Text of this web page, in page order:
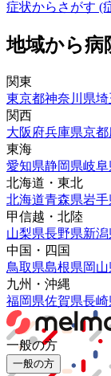
症状からさがす (
地域から病
関東
東京都神奈川県埼
関西
大阪府兵庫県京都
東海
愛知県静岡県岐阜
北海道・東北
北海道青森県岩手
甲信越・北陸
山梨県長野県新潟
中国・四国
鳥取県島根県岡山
九州・沖縄
福岡県佐賀県長崎
一般の方
一般の方